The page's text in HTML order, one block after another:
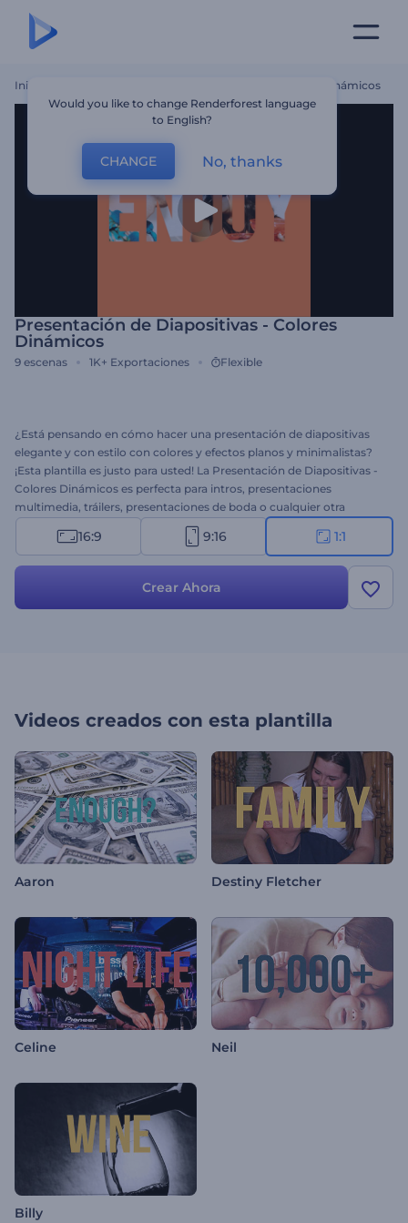
Inicio Presentación De Diapositivas - Colores Dinámicos
Presentación de Diapositivas - Colores
Dinámicos
9 escenas 1K+ Exportaciones Flexible
¿Está pensando en cómo hacer una presentación de diapositivas
elegante y con estilo con colores y efectos planos y minimalistas?
¡Esta plantilla es justo para usted! La Presentación de Diapositivas -
Colores Dinámicos es perfecta para intros, presentaciones
multimedia, tráilers, presentaciones de boda o cualquier otra
ocasión especial. Está disponible en múltiples versiones y
duraciones.16:9 9:16 1:1
Crear Ahora
Videos creados con esta plantilla
Aaron Destiny Fletcher
Celine Neil
Billy
Would you like to change Renderforest language
to English?
CHANGE No, thanks